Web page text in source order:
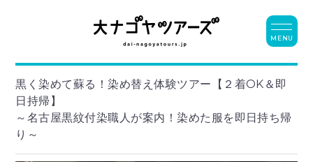
黒く染めて蘇る！染め替え体験ツアー【２着OK＆即
日持帰】
～名古屋黒紋付染職人が案内！染めた服を即日持ち帰
り～
MENU